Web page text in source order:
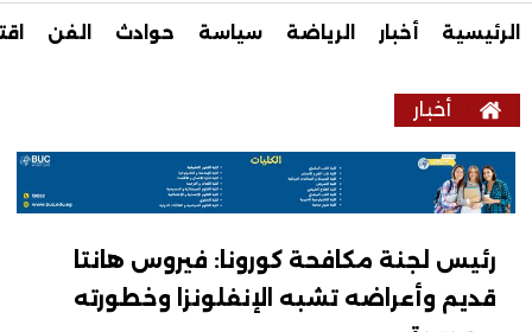
الرئيسية أخبار الرياضة سياسة حوادث الفن
أخبار
رئيس لجنة مكافحة كورونا: فيروس هانتا
قديم وأعراضه تشبه الإنفلونزا وخطورته